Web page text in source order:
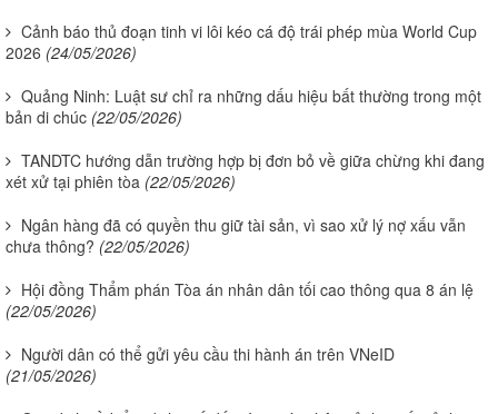
Cảnh báo thủ đoạn tinh vi lôi kéo cá độ trái phép mùa World Cup
2026 (24/05/2026)
Quảng Ninh: Luật sư chỉ ra những dấu hiệu bất thường trong một
bản di chúc (22/05/2026)
TANDTC hướng dẫn trường hợp bị đơn bỏ về giữa chừng khi đang
xét xử tại phiên tòa (22/05/2026)
Ngân hàng đã có quyền thu giữ tài sản, vì sao xử lý nợ xấu vẫn
chưa thông? (22/05/2026)
Hội đồng Thẩm phán Tòa án nhân dân tối cao thông qua 8 án lệ
(22/05/2026)
Người dân có thể gửi yêu cầu thi hành án trên VNeID
(21/05/2026)